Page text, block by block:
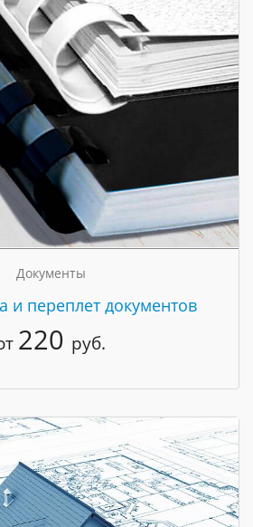
Документы
переплет документов
220 руб.